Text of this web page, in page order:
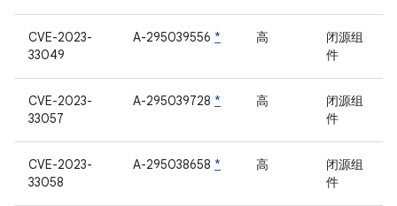
CVE-2023-
33049
A-295039556 * 高
闭源组
件
CVE-2023-
33057
A-295039728 * 高
闭源组
件
CVE-2023-
33058
A-295038658 * 高
闭源组
件